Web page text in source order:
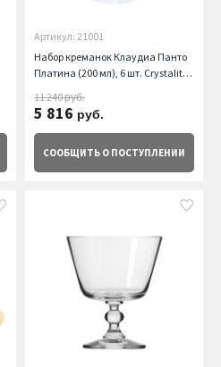
Артикул: 21001
Набор креманок Клаудиа Панто
Платина (200 мл), 6 шт. Crystalite
11 240руб.
5 816 руб.
СООБЩИТЬ О ПОСТУПЛЕНИИ